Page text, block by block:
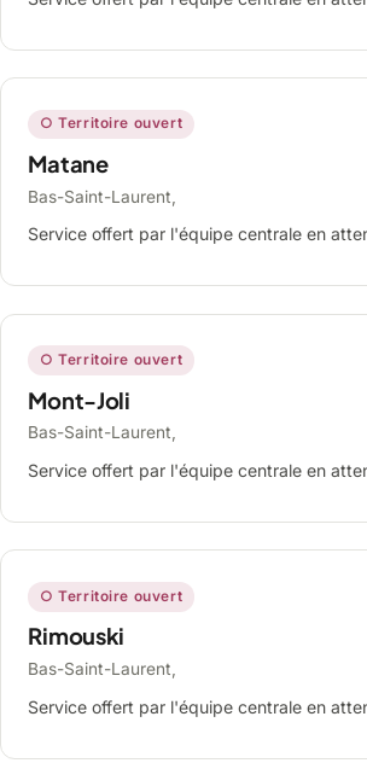
○ Territoire ouvert
Matane
Bas-Saint-Laurent,
Service offert par l'équipe centrale en
○ Territoire ouvert
Mont-Joli
Bas-Saint-Laurent,
Service offert par l'équipe centrale en
○ Territoire ouvert
Rimouski
Bas-Saint-Laurent,
Service offert par l'équipe centrale en